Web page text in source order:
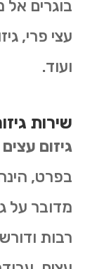
בוגרים אל
עצי פרי,
ועוד.
שירות
גיזום עצים
בפרט,
מדובר על
רבות